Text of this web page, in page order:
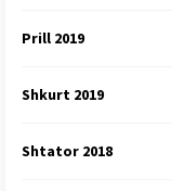
Prill 2019
Shkurt 2019
Shtator 2018